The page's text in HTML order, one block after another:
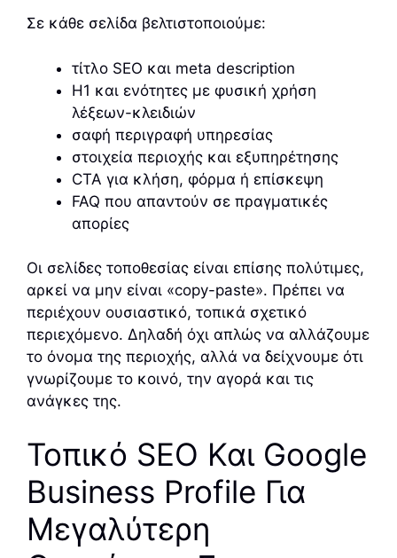
Σε κάθε σελίδα βελτιστοποιούμε:
τίτλο SEO και meta description
H1 και ενότητες με φυσική χρήση
λέξεων-κλειδιών
σαφή περιγραφή υπηρεσίας
στοιχεία περιοχής και εξυπηρέτησης
CTA για κλήση, φόρμα ή επίσκεψη
FAQ που απαντούν σε πραγματικές
απορίες
Οι σελίδες τοποθεσίας είναι επίσης πολύτιμες,
αρκεί να μην είναι «copy-paste». Πρέπει να
περιέχουν ουσιαστικό, τοπικά σχετικό
περιεχόμενο. Δηλαδή όχι απλώς να αλλάζουμε
το όνομα της περιοχής, αλλά να δείχνουμε ότι
γνωρίζουμε το κοινό, την αγορά και τις
ανάγκες της.
Τοπικό SEO Και Google
Business Profile Για
Μεγαλύτερη